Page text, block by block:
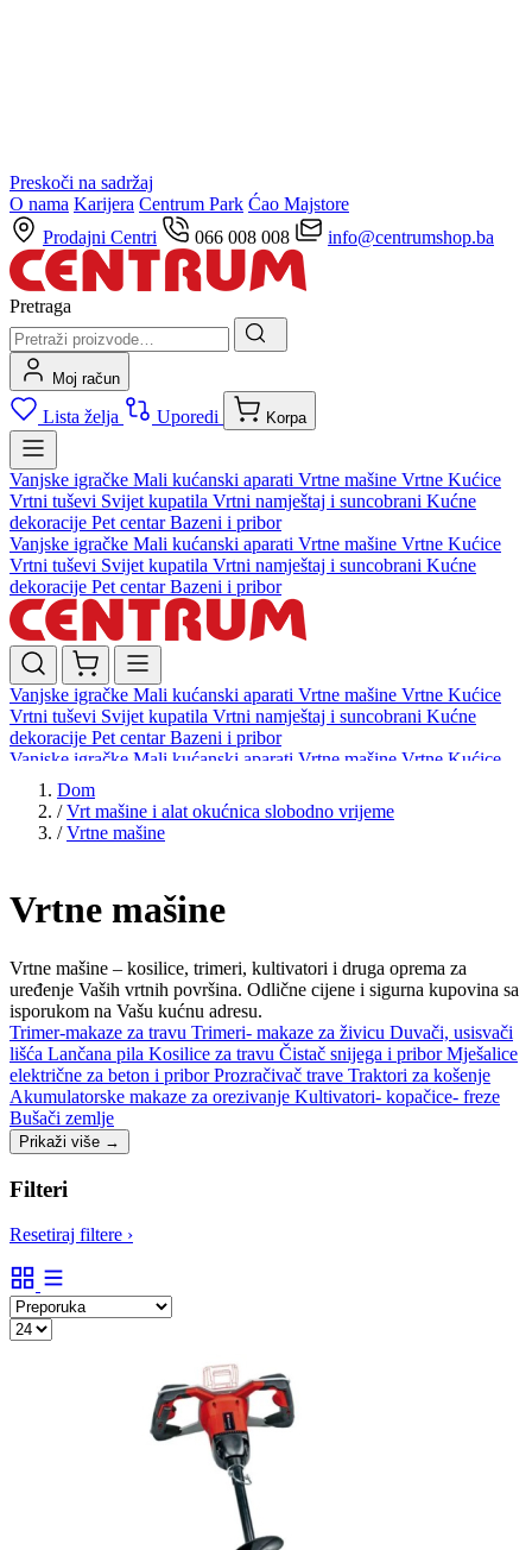
Preskoči na sadržaj
O nama Karijera Centrum Park Ćao Majstore
Prodajni Centri
066 008 008 info@centrumshop.ba
Pretraga
Moj račun
Lista želja Uporedi Korpa
Vanjske igračke Mali kućanski aparati Vrtne mašine Vrtne Kućice
Vrtni tuševi Svijet kupatila Vrtni namještaj i suncobrani Kućne
dekoracije Pet centarBazeni i pribor
Vanjske igračke Mali kućanski aparati Vrtne mašine Vrtne Kućice
Vrtni tuševi Svijet kupatila Vrtni namještaj i suncobrani Kućne
dekoracije Pet centarBazeni i pribor
Vanjske igračke Mali kućanski aparati Vrtne mašine Vrtne Kućice
Vrtni tuševi Svijet kupatila Vrtni namještaj i suncobrani Kućne
dekoracije Pet centarBazeni i pribor
Vanjske igračke Mali kućanski aparati Vrtne mašine Vrtne Kućice
Vrtni tuševi
dekoracijePet centar Bazeni i pribor
Dom
/ Vrt mašine i alat okućnica slobodno vrijeme
/ Vrtne mašine
Vrtne mašine
Vrtne mašine – kosilice, trimeri, kultivatori i druga oprema za
uređenje Vaših vrtnih površina. Odlične cijene i sigurna kupovina sa
isporukom na Vašu kućnu adresu.
Trimer-makaze za travu Trimeri- makaze za živicu Duvači, usisvači
lišća Lančana pila Kosilice za travu Čistač snijega i priborMješalice
električne za beton i priborProzračivač trave Traktori za košenje
Akumulatorske makaze za orezivanje Kultivatori- kopačice- freze
Bušači zemlje
Prikaži više →
Filteri
Resetiraj filtere ›